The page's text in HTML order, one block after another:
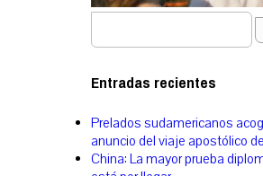
Entradas recientes
Prelados sudamericanos
anuncio del viaje apostólico
China: La mayor prueba